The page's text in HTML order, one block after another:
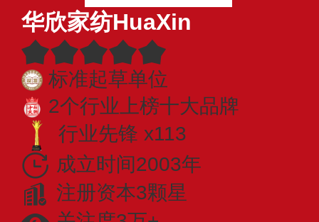
华欣家纺HuaXin
标准起草单位
2个行业上榜十大品牌
行业先锋 x113
成立时间2003年
注册资本3颗星